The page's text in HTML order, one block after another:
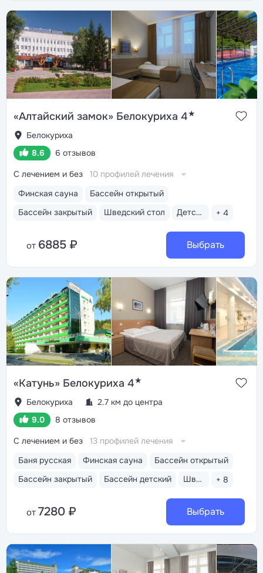
«Алтайский замок» Белокуриха 4★
Белокуриха
8.6
6 отзывов
Финская сауна
Бассейн открытый
Бассейн закрытый
Шведский стол Детская анимация + 4
С лечением и без 10 профилей лечения
от 6885 ₽ Выбрать
«Катунь» Белокуриха 4★
Белокуриха
2.7 км до центра
9.0
8 отзывов
Баня русская Финская сауна
Бассейн открытый
Бассейн закрытый
Бассейн детский Шведский стол + 8
С лечением и без 13 профилей лечения
от 7280 ₽ Выбрать